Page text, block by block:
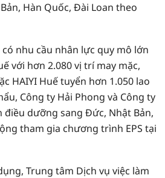
Hàn Quốc, Đài Loan theo
nhu cầu nhân lực quy mô lớn
với hơn 2.080 vị trí may mặc,
HAIYI Huế tuyển hơn 1.050 lao
Công ty Hải Phong và Công ty
điều dưỡng sang Đức, Nhật Bản,
tham gia chương trình EPS tại
Trung tâm Dịch vụ việc làm